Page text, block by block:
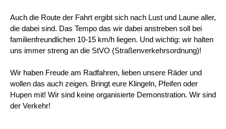
Auch die Route der Fahrt ergibt sich nach Lust und Laune aller,
die dabei sind. Das Tempo das wir dabei anstreben soll bei
familienfreundlichen 10-15 km/h liegen. Und wichtig: wir halten
uns immer streng an die StVO (Straßenverkehrsordnung)!
Wir haben Freude am Radfahren, lieben unsere Räder und
wollen das auch zeigen. Bringt eure Klingeln, Pfeifen oder
Hupen mit! Wir sind keine organisierte Demonstration. Wir sind
der Verkehr!